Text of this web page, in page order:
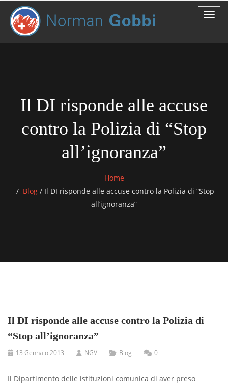
Il DI risponde alle accuse
contro la Polizia di “Stop
all’ignoranza”
Home
Blog / Il DI risponde alle accuse contro la Polizia di “Stop
all’ignoranza”
Il DI risponde alle accuse contro la Polizia di
“Stop all’ignoranza”
13 Gennaio 2013 NGV Blog 0
Il Dipartimento delle istituzioni comunica di aver preso